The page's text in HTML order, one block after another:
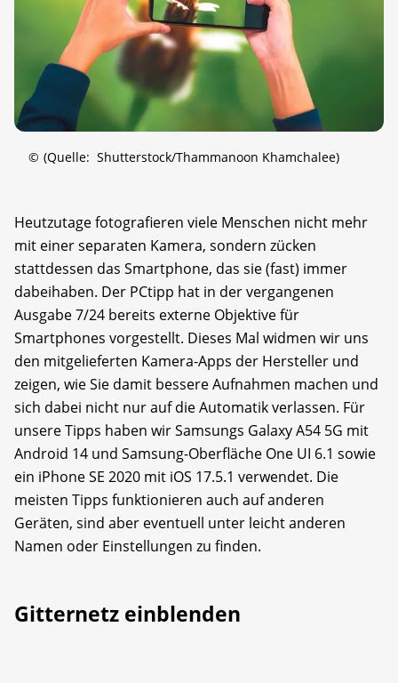
© (Quelle: Shutterstock/Thammanoon Khamchalee)
Heutzutage fotografieren viele Menschen nicht mehr
mit einer separaten Kamera, sondern zücken
stattdessen das Smartphone, das sie (fast) immer
dabeihaben. Der PCtipp hat in der vergangenen
Ausgabe 7/24 bereits externe Objektive für
Smartphones vorgestellt. Dieses Mal widmen wir uns
den mitgelieferten Kamera-Apps der Hersteller und
zeigen, wie Sie damit bessere Aufnahmen machen und
sich dabei nicht nur auf die Automatik verlassen. Für
unsere Tipps haben wir Samsungs Galaxy A54 5G mit
Android 14 und Samsung-Oberfläche One UI 6.1 sowie
ein iPhone SE 2020 mit iOS 17.5.1 verwendet. Die
meisten Tipps funktionieren auch auf anderen
Geräten, sind aber eventuell unter leicht anderen
Namen oder Einstellungen zu finden.
Gitternetz einblenden